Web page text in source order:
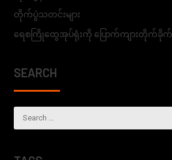
တိုက်ပွဲသတင်းများ
ရေစကြိုထွေအုပ်ရုံးကို ပြောက်ကျားတိုက်ခို
SEARCH